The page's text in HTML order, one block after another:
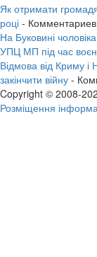
Як отримати
році -
На Буковині
УПЦ МП під час
Відмова від Криму
закінчити війну -
Copyright © 2008-
Розміщення